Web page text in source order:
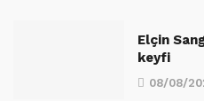
Elçin
keyfi
08/08/